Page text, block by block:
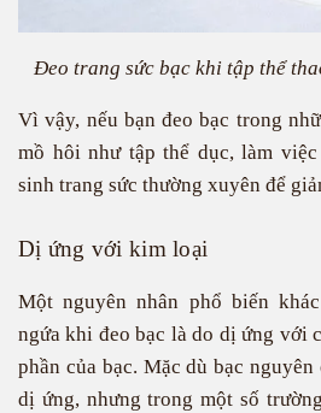
Đeo trang sức bạc khi tập thể
Vì vậy, nếu bạn đeo bạc trong
mồ hôi như tập thể dục, làm
sinh trang sức thường xuyên để
Dị ứng với kim loại
Một nguyên nhân phổ biến
ngứa khi đeo bạc là do dị ứng với
phần của bạc. Mặc dù bạc
dị ứng, nhưng trong một số